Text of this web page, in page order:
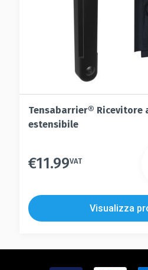
Tensabarrier® Ricevitore
estensibile
€11.99VAT
Visualizza